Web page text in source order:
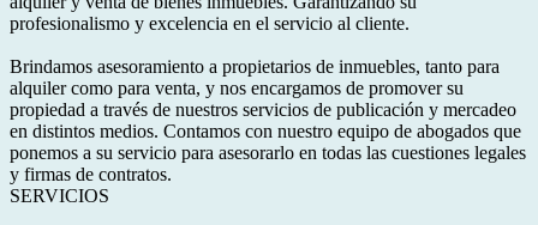
profesionalismo y excelencia en el servicio al cliente.
Brindamos asesoramiento a propietarios de inmuebles, tanto para
alquiler como para venta, y nos encargamos de promover su
propiedad a través de nuestros servicios de publicación y mercadeo
en distintos medios. Contamos con nuestro equipo de abogados que
ponemos a su servicio para asesorarlo en todas las cuestiones legales
y firmas de contratos.
SERVICIOS